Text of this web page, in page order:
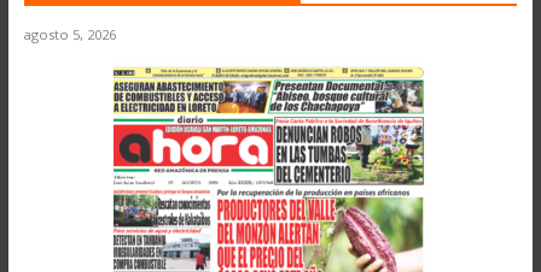
agosto 5, 2026